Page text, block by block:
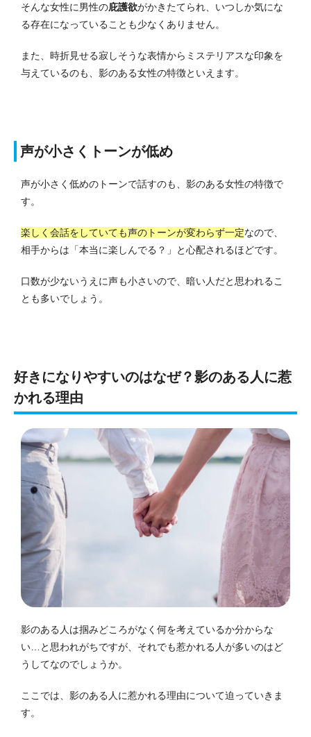
そんな女性に男性の庇護欲がかきたてられ、いつしか気にな
る存在になっていることも少なくありません。
また、時折見せる寂しそうな表情からミステリアスな印象を
与えているのも、影のある女性の特徴といえます。
声が小さくトーンが低め
声が小さく低めのトーンで話すのも、影のある女性の特徴で
す。
楽しく会話をしていても声のトーンが変わらず一定なので、
相手からは「本当に楽しんでる？」と心配されるほどです。
口数が少ないうえに声も小さいので、暗い人だと思われるこ
とも多いでしょう。
好きになりやすいのはなぜ？影のある人に惹
かれる理由
影のある人は掴みどころがなく何を考えているか分からな
い…と思われがちですが、それでも惹かれる人が多いのはど
うしてなのでしょうか。
ここでは、影のある人に惹かれる理由について迫っていきま
す。